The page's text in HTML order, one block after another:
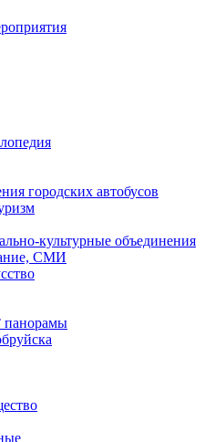
городских автобусов
культурные объединения
СМИ
панорамы